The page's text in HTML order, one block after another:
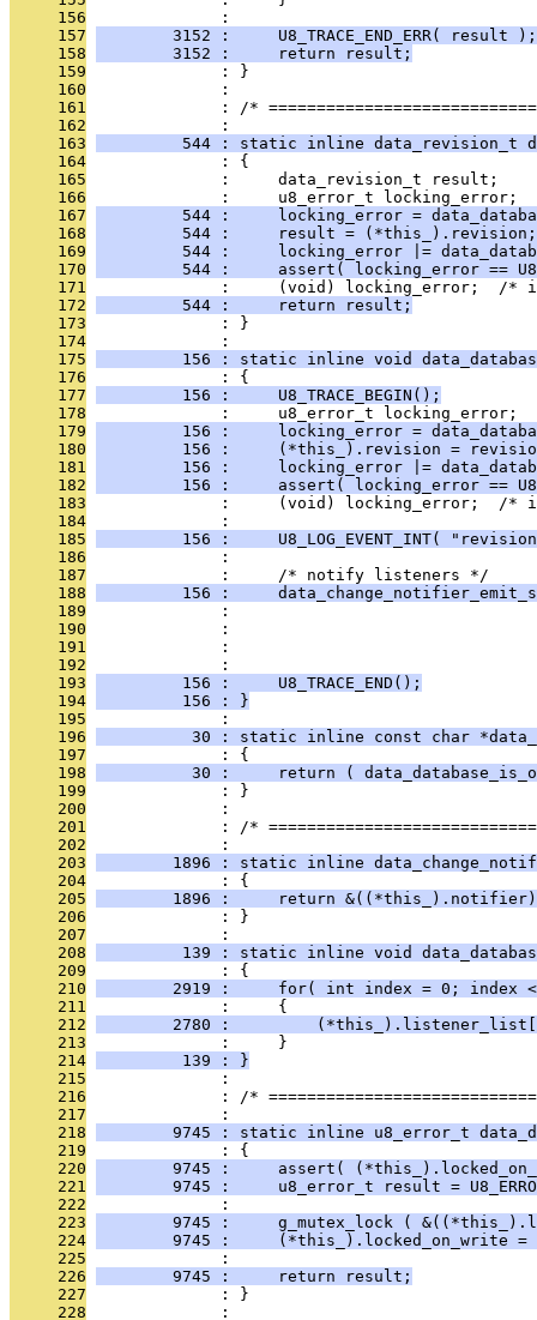
     156
              :
     157
        3152 :     U8_TRACE_END_ERR( result );
     158
        3152 :     return result;
     159
              : }
     160
              :
     161
: /*
     162
              :
     163
544 : static inline data_revision_t
     164
              : {
     165
              :     data_revision_t result;
     166
              :     u8_error_t locking_error;
     167
544 :     locking_error =
     168
         544 :     result = (*this_).revision;
     169
544 :     locking_error |=
     170
544 :     assert( locking_error ==
     171
:     (void) locking_error;  /*
     172
         544 :     return result;
     173
              : }
     174
              :
     175
156 : static inline void
     176
              : {
     177
         156 :     U8_TRACE_BEGIN();
     178
              :     u8_error_t locking_error;
     179
156 :     locking_error =
     180
156 :     (*this_).revision =
     181
156 :     locking_error |=
     182
156 :     assert( locking_error ==
     183
:     (void) locking_error;  /*
     184
              :
     185
156 :     U8_LOG_EVENT_INT(
     186
              :
     187
              :     /* notify listeners */
     188
156 :
     189
:
     190
:
     191
:
     192
:
     193
         156 :     U8_TRACE_END();
     194
         156 : }
     195
              :
     196
30 : static inline const char
     197
              : {
     198
30 :     return (
     199
              : }
     200
              :
     201
: /*
     202
              :
     203
1896 : static inline
     204
              : {
     205
1896 :     return
     206
              : }
     207
              :
     208
139 : static inline void
     209
              : {
     210
2919 :     for( int index = 0; index
     211
              :     {
     212
2780 :
     213
              :     }
     214
         139 : }
     215
              :
     216
: /*
     217
              :
     218
9745 : static inline u8_error_t
     219
              : {
     220
9745 :     assert(
     221
9745 :     u8_error_t result =
     222
              :
     223
9745 :     g_mutex_lock (
     224
9745 :     (*this_).locked_on_write =
     225
              :
     226
        9745 :     return result;
     227
              : }
     228
              :